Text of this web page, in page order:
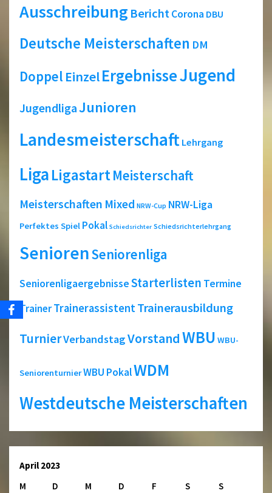
Ausschreibung BerichtCorona DBU
Deutsche Meisterschaften DM
Doppel EinzelErgebnisseJugend
JugendligaJunioren
Landesmeisterschaft Lehrgang
LigaLigastartMeisterschaft
Meisterschaften Mixed NRW-Cup NRW-Liga
Perfektes Spiel Pokal Schiedsrichter Schiedsrichterlehrgang
SeniorenSeniorenliga
SeniorenligaergebnisseStarterlisten Termine
TrainerTrainerassistentTrainerausbildung
TurnierVerbandstagVorstandWBU WBU-
SeniorenturnierWBU PokalWDM
Westdeutsche Meisterschaften
April 2023
M
D M D F S
S